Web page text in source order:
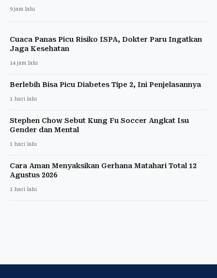
9 jam lalu
Cuaca Panas Picu Risiko ISPA, Dokter Paru Ingatkan
Jaga Kesehatan
14 jam lalu
Berlebih Bisa Picu Diabetes Tipe 2, Ini Penjelasannya
1 hari lalu
Stephen Chow Sebut Kung Fu Soccer Angkat Isu
Gender dan Mental
1 hari lalu
Cara Aman Menyaksikan Gerhana Matahari Total 12
Agustus 2026
1 hari lalu